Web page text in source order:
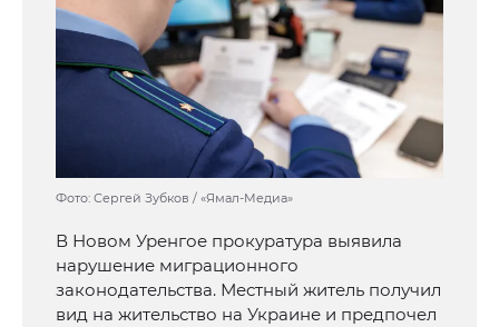
Фото: Сергей Зубков / «Ямал-Медиа»
В Новом Уренгое прокуратура выявила
нарушение миграционного
законодательства. Местный житель получил
вид на жительство на Украине и предпочел